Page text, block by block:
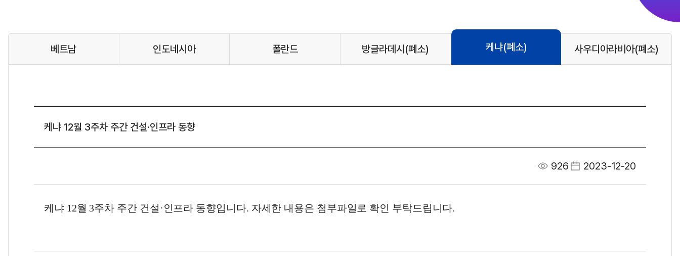
베트남 인도네시아 폴란드 방글라데시 (폐소) 케냐(폐소) 사우디아라비아(폐소)
케냐 12월 3주차 주간 건설·인프라 동향
926 2023-12-20
케냐 12월 3주차 주간 건설 ·인프라 동향입니다. 자세한 내용은 첨부파일로 확인 부탁드립니다.